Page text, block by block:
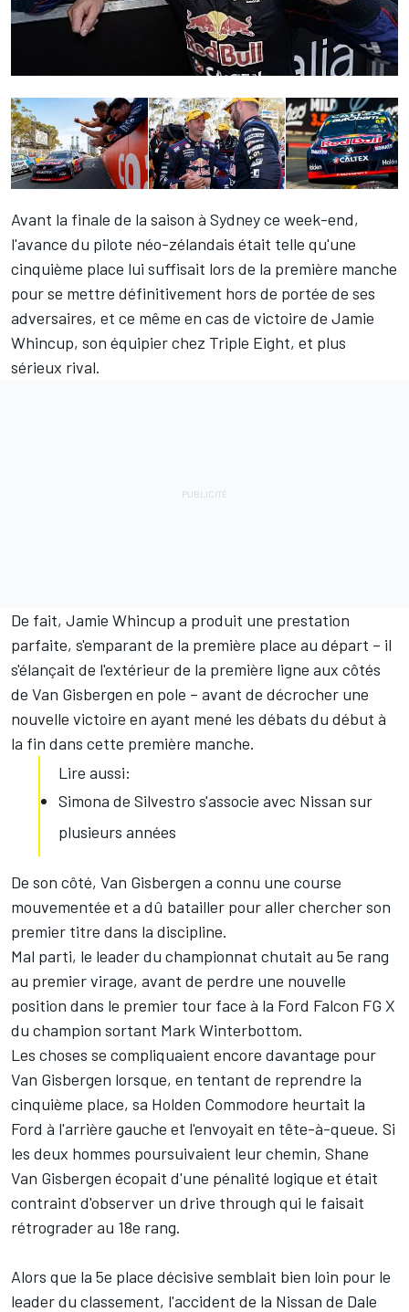
Avant la finale de la saison à Sydney ce week-end,
l'avance du pilote néo-zélandais était telle qu'une
cinquième place lui suffisait lors de la première manche
pour se mettre définitivement hors de portée de ses
adversaires, et ce même en cas de victoire de Jamie
Whincup, son équipier chez Triple Eight, et plus
sérieux rival.
De fait, Jamie Whincup a produit une prestation
parfaite, s'emparant de la première place au départ – il
s'élançait de l'extérieur de la première ligne aux côtés
de Van Gisbergen en pole – avant de décrocher une
nouvelle victoire en ayant mené les débats du début à
la fin dans cette première manche.
Lire aussi:
Simona de Silvestro s'associe avec Nissan sur
plusieurs années
De son côté, Van Gisbergen a connu une course
mouvementée et a dû batailler pour aller chercher son
premier titre dans la discipline.
Mal parti, le leader du championnat chutait au 5e rang
au premier virage, avant de perdre une nouvelle
position dans le premier tour face à la Ford Falcon FG X
du champion sortant Mark Winterbottom.
Les choses se compliquaient encore davantage pour
Van Gisbergen lorsque, en tentant de reprendre la
cinquième place, sa Holden Commodore heurtait la
Ford à l'arrière gauche et l'envoyait en tête-à-queue. Si
les deux hommes poursuivaient leur chemin, Shane
Van Gisbergen écopait d'une pénalité logique et était
contraint d'observer un drive through qui le faisait
rétrograder au 18e rang.
Alors que la 5e place décisive semblait bien loin pour le
leader du classement, l'accident de la Nissan de Dale